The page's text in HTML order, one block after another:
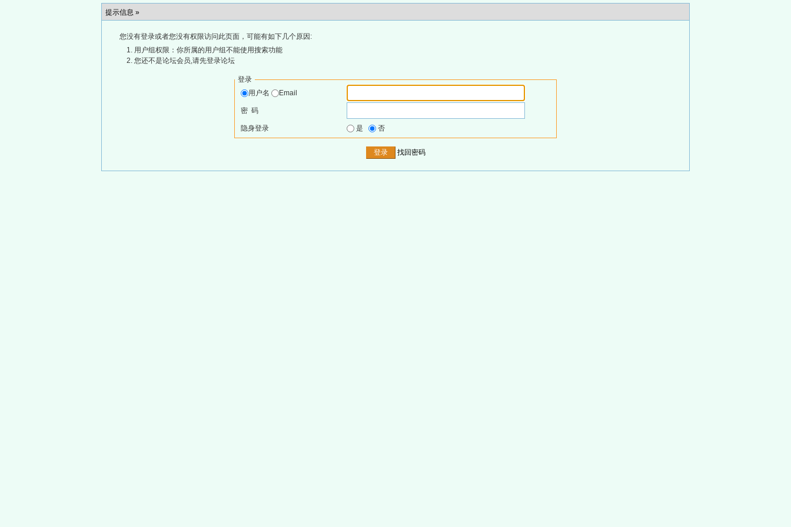
提示信息 »
您没有登录或者您没有权限访问此页面，可能有如下几个原因:
用户组权限：你所属的用户组不能使用搜索功能
您还不是论坛会员,请先登录论坛
登录
用户名
Email
密 码
隐身登录 是 否
找回密码